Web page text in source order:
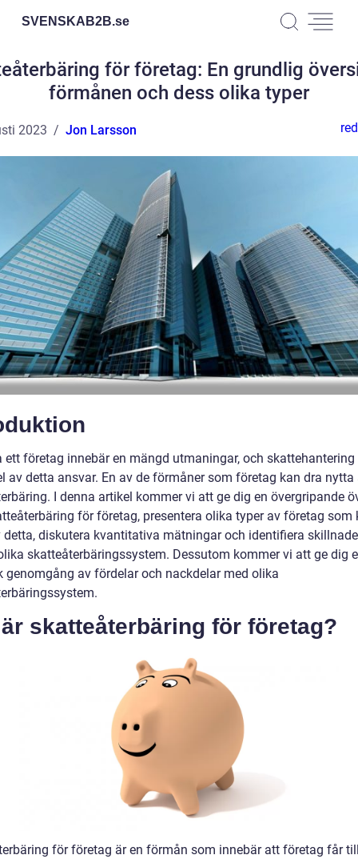
SVENSKAB2B.se
för företag: En grundlig
förmånen och dess olika typer
2023 Jon Larsson
ett företag innebär en mängd utmaningar, och skattehantering
av detta ansvar. En av de förmåner som företag kan dra nytta
I denna artikel kommer vi att ge dig en övergripande
för företag, presentera olika typer av företag som
detta, diskutera kvantitativa mätningar och identifiera
skatteåterbäringssystem. Dessutom kommer vi att ge dig
genomgång av fördelar och nackdelar med olika
skatteåterbäring för företag?
för företag är en förmån som innebär att företag får